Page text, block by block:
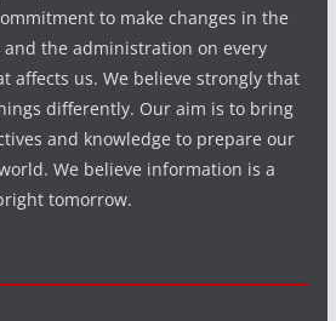
to make changes in the
the administration on every
affects us. We believe strongly that
differently. Our aim is to bring
and knowledge to prepare our
We believe information is a
tomorrow.